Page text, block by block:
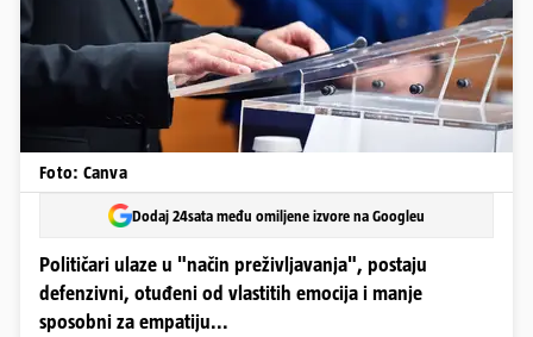
Foto: Canva
Dodaj 24sata među omiljene izvore na Googleu
Političari ulaze u "način preživljavanja", postaju
defenzivni, otuđeni od vlastitih emocija i manje
sposobni za empatiju...